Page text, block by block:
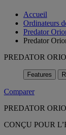
Accueil
Ordinateurs
Predator
Predator
PREDATOR
Features
Comparer
PREDATOR
CONÇU POUR